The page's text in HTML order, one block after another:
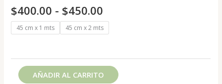
$400.00 - $450.00
45 cm x 1 mts 45 cm x 2 mts
/
Blanco
cantidad
AÑADIR AL CARRITO